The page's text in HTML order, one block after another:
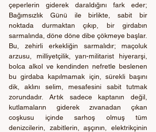
çeperlerin giderek daraldığını fark eder;
Bağımsızlık Günü ile birlikte, sabit bir
noktada durmaktan çıkıp, bir girdabın
sarmalında, döne döne dibe çökmeye başlar.
Bu, zehirli erkekliğin sarmalıdır; maçoluk
arzusu, milliyetçilik, yarı-militarist hiyerarşi,
bolca alkol ve kendinden nefretle beslenen
bu girdaba kapılmamak için, sürekli başını
dik, aklını selim, mesafesini sabit tutmak
zorundadır. Artık sadece kaptanın değil,
kutlamaların giderek zıvanadan çıkan
coşkusu içinde sarhoş olmuş tüm
denizcilerin, zabitlerin, aşçının, elektrikçinin